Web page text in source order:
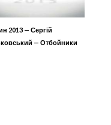
2013 — Сергій
— Отбойники